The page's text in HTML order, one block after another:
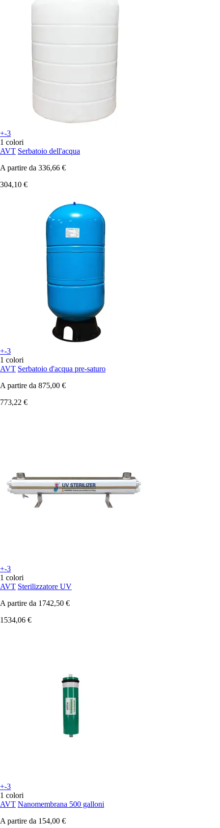
+-3
1 colori
AVT Serbatoio dell'acqua
A partire da 336,66 €
304,10 €
+-3
1 colori
AVT Serbatoio d'acqua pre-saturo
A partire da 875,00 €
773,22 €
+-3
1 colori
AVT Sterilizzatore UV
A partire da 1742,50 €
1534,06 €
+-3
1 colori
AVT Nanomembrana 500 galloni
A partire da 154,00 €